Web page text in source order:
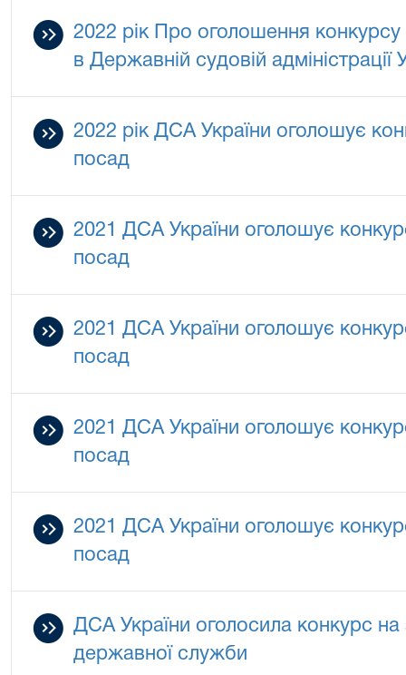
2022 рік Про оголошення
в Державній судовій адміністрації
2022 рік ДСА України оголошує
посад
2021 ДСА України оголошує
посад
2021 ДСА України оголошує
посад
2021 ДСА України оголошує
посад
2021 ДСА України оголошує
посад
ДСА України оголосила конкурс на
державної служби